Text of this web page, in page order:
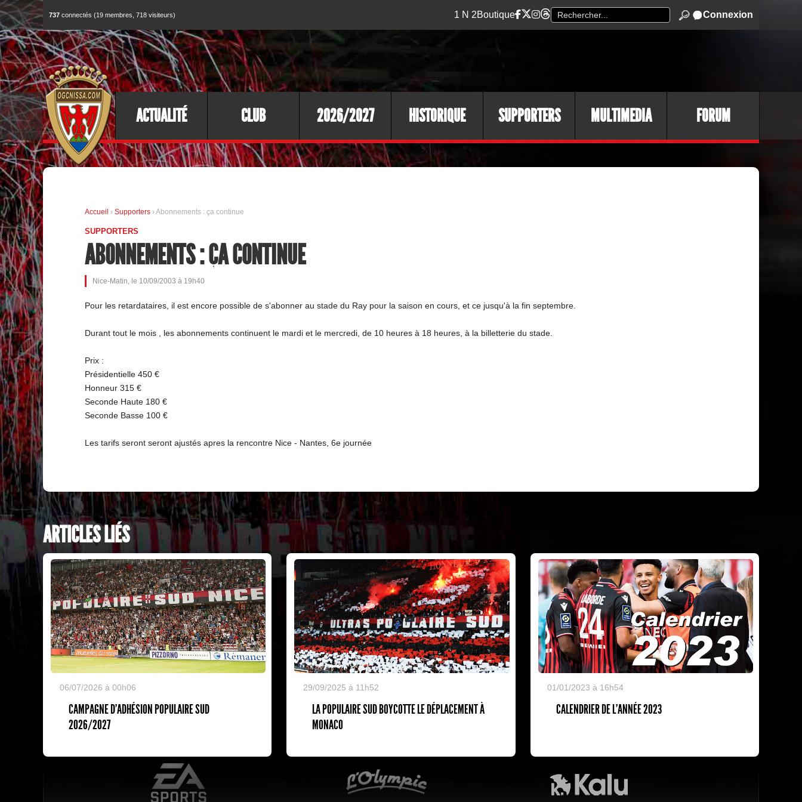
737 connectés (19 membres, 718 visiteurs) 1 N 2Boutique Connexion
ACTUALITÉ CLUB 2026/2027 HISTORIQUE SUPPORTERS MULTIMEDIA FORUM
Accueil › Supporters › Abonnements : ça continue
SUPPORTERS
ABONNEMENTS : ÇA CONTINUE
Nice-Matin, le 10/09/2003 à 19h40
Pour les retardataires, il est encore possible de s'abonner au stade du Ray pour la saison en cours, et ce jusqu'à la fin septembre.
Durant tout le mois , les abonnements continuent le mardi et le mercredi, de 10 heures à 18 heures, à la billetterie du stade.
Prix :
Présidentielle 450 €
Honneur 315 €
Seconde Haute 180 €
Seconde Basse 100 €
Les tarifs seront seront ajustés apres la rencontre Nice - Nantes, 6e journée
ARTICLES LIÉS
06/07/2026 à 00h06
CAMPAGNE D'ADHÉSION POPULAIRE SUD
2026/2027
29/09/2025 à 11h52
LA POPULAIRE SUD BOYCOTTE LE DÉPLACEMENT À
MONACO
01/01/2023 à 16h54
CALENDRIER DE L'ANNÉE 2023